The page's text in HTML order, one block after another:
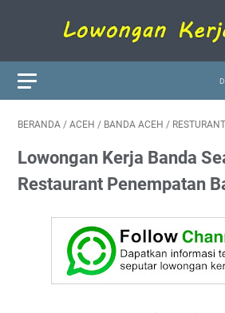
BERANDA / ACEH / BANDA ACEH / RESTURANT
Lowongan Kerja Banda
Restaurant Penempatan